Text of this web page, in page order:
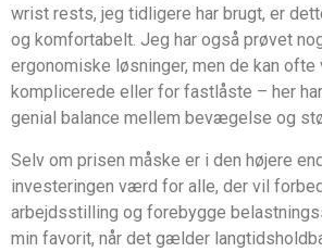
wrist rests, jeg tidligere har brugt, er
og komfortabelt. Jeg har også prøvet
ergonomiske løsninger, men de kan ofte
komplicerede eller for fastlåste – her
genial balance mellem bevægelse og
Selv om prisen måske er i den højere
investeringen værd for alle, der vil
arbejdsstilling og forebygge
min favorit, når det gælder